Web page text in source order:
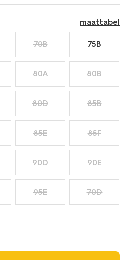
maattabel
70B 75B
80A 80B
80D 85B
85E 85F
90D 90E
95E 70D